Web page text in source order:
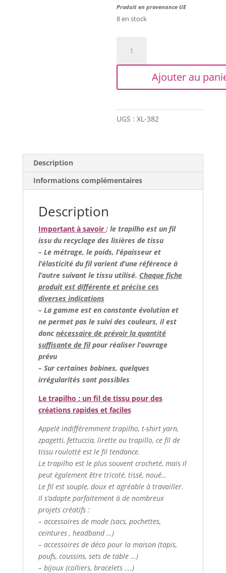
Produit en provenance UE
8 en stock
Trapilho
-
noir/blanc
Ajouter au
UGS :XL-382
Description
Informations complémentaires
Description
Important à savoir : le trapilho est un fil
issu du recyclage des lisières de tissu
– Le métrage, le poids, l’épaisseur et
l’élasticité du fil varient d’une référence à
l’autre suivant le tissu utilisé. Chaque fiche
produit est différente et précise ces
diverses indications
– La gamme est en constante évolution et
ne permet pas le suivi des couleurs, il est
donc nécessaire de prévoir la quantité
suffisante de filpour réaliser l’ouvrage
prévu
– Sur certaines bobines, quelques
irrégularités sont possibles
Le trapilho : un fil de tissu pour des
créations rapides et faciles
Appelé indifféremment trapilho, t-shirt yarn,
zpagetti, fettuccia, lirette ou trapillo, ce fil de
tissu roulotté est le fil tendance.
Le trapilho est le plus souvent crocheté, mais il
peut également être tricoté, tissé, noué…
Le fil est souple, doux et agréable à travailler.
Il s’adapte parfaitement à de nombreux
projets créatifs :
– accessoires de mode (sacs, pochettes,
ceintures , headband …)
– accessoires de déco pour la maison (tapis,
poufs, coussins, sets de table …)
– bijoux (colliers, bracelets ….)